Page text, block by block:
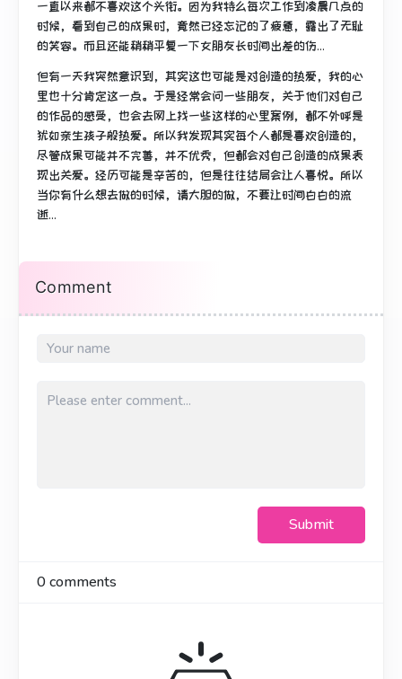
一直以来都不喜欢这个头衔。因为我特么每次工作到凌晨几点的
时候，看到自己的成果时，竟然已经忘记的了疲惫，露出了无耻
的笑容。而且还能稍稍平复一下女朋友长时间出差的伤...
但有一天我突然意识到，其实这也可能是对创造的热爱，我的心
里也十分肯定这一点。于是经常会问一些朋友，关于他们对自己
的作品的感受，也会去网上找一些这样的心里案例，都不外呼是
犹如亲生孩子般热爱。所以我发现其实每个人都是喜欢创造的，
尽管成果可能并不完善，并不优秀，但都会对自己创造的成果表
现出关爱。经历可能是辛苦的，但是往往结局会让人喜悦。所以
当你有什么想去做的时候，请大胆的做，不要让时间白白的流
逝...
Comment
Submit
0comments